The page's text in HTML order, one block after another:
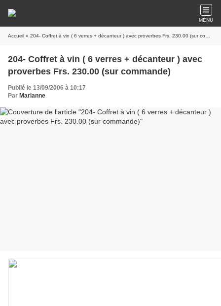
MENU
Accueil » 204- Coffret à vin ( 6 verres + décanteur ) avec proverbes Frs. 230.00 (sur commande)
204- Coffret à vin ( 6 verres + décanteur ) avec
proverbes Frs. 230.00 (sur commande)
Publié le 13/09/2006 à 10:17
Par Marianne